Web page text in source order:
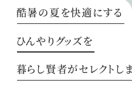
酷暑の夏を快適にする
ひんやりグッズを
暮らし賢者がセレクトし